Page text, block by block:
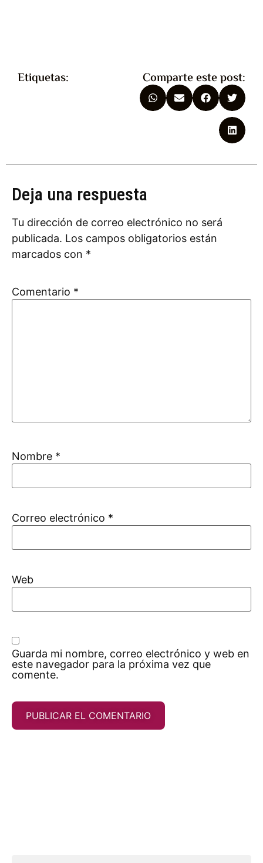
Etiquetas: Comparte este post:
Deja una respuesta
Tu dirección de correo electrónico no será
publicada. Los campos obligatorios están
marcados con *
Comentario *
Nombre *
Correo electrónico *
Web
Guarda mi nombre, correo electrónico y web en
este navegador para la próxima vez que
comente.